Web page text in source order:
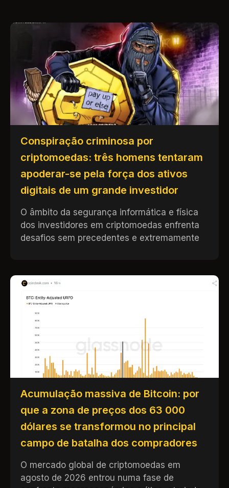
Conspiração criminosa por
criptomoedas: três homens tentaram
apoderar-se pela força dos ativos
digitais de um grande investidor
O âmbito da segurança informática e física
dos investidores em criptomoedas enfrenta
desafios sem precedentes e extremamente
Acumulação massiva de Bitcoin: por
que a zona de preços dos 63 000
dólares se transformou no principal
campo de batalha dos compradores
O mercado global de criptomoedas em
agosto de 2026 entrou numa fase de